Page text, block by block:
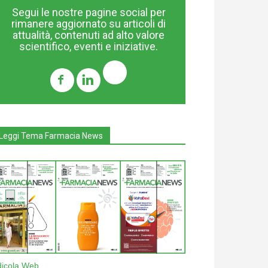
Segui le nostre pagine social per
rimanere aggiornato su articoli di
attualità, contenuti ad alto valore
scientifico, eventi e iniziative.
Tema Farmacia News
Web